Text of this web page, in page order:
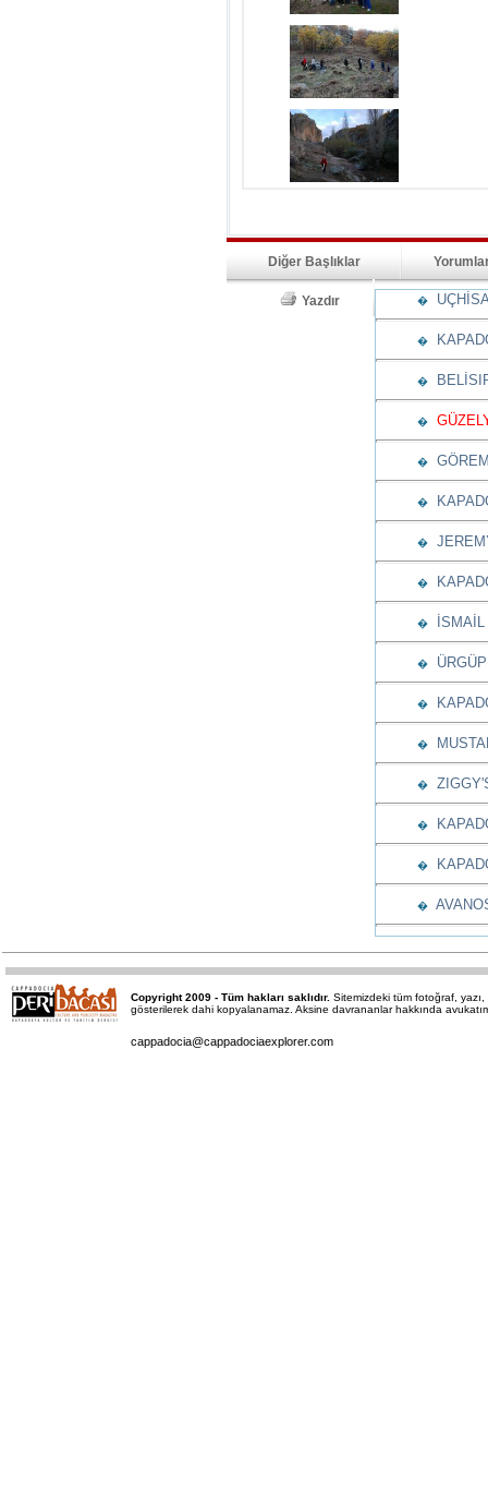
Diğer Başlıklar
Yazdır �
�
�
�
�
�
�
�
� İSMAİL
�
�
�
�
�
�
�
Copyright 2009 - Tüm hakları saklıdır. Sitemizdeki tüm fotoğraf,
gösterilerek dahi kopyalanamaz. Aksine davrananlar hakkında
cappadocia@cappadociaexplorer.com